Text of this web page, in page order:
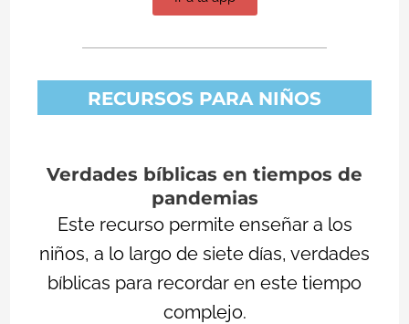
RECURSOS PARA NIÑOS
Verdades bíblicas en tiempos de
pandemias
Este recurso permite enseñar a los
niños, a lo largo de siete días, verdades
bíblicas para recordar en este tiempo
complejo.